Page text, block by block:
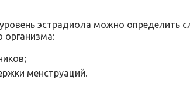
эстрадиола можно определить
организма:
менструаций.